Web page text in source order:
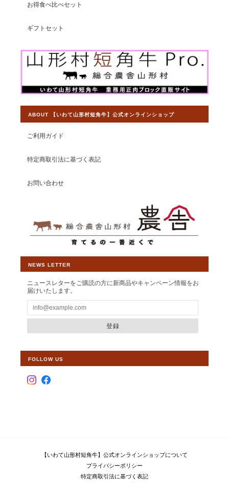
お得食べ比べセット
ギフトセット
ABOUT 【いわて山形村短角牛】公式オンラインショップ
ご利用ガイド
特定商取引法に基づく表記
お問い合わせ
NEWS LETTER
ニュースレターをご購読の方に新商品やキャンペーン情報をお
届けいたします。
登録
FOLLOW US
【いわて山形村短角牛】公式オンラインショップについて
プライバシーポリシー
特定商取引法に基づく表記